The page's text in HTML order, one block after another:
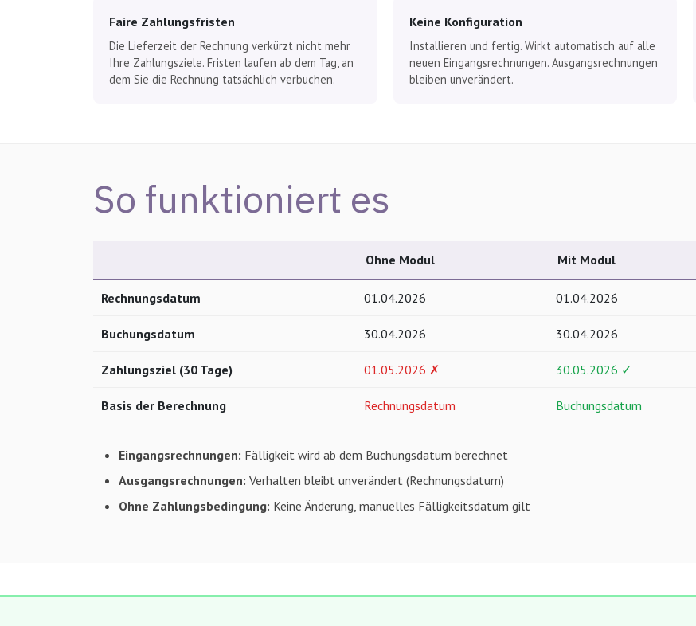
Faire Zahlungsfristen
Die Lieferzeit der Rechnung verkürzt nicht mehr
Ihre Zahlungsziele. Fristen laufen ab dem Tag, an
dem Sie die Rechnung tatsächlich verbuchen.
Keine Konfiguration
Installieren und fertig. Wirkt automatisch auf alle
neuen Eingangsrechnungen. Ausgangsrechnungen
bleiben unverändert.
So funktioniert es
Ohne Modul Mit Modul
Rechnungsdatum 01.04.2026 01.04.2026
Buchungsdatum 30.04.2026 30.04.2026
Zahlungsziel (30 Tage) 01.05.2026 ✗ 30.05.2026 ✓
Basis der Berechnung Rechnungsdatum Buchungsdatum
Eingangsrechnungen: Fälligkeit wird ab dem Buchungsdatum berechnet
Ausgangsrechnungen: Verhalten bleibt unverändert (Rechnungsdatum)
Ohne Zahlungsbedingung: Keine Änderung, manuelles Fälligkeitsdatum gilt